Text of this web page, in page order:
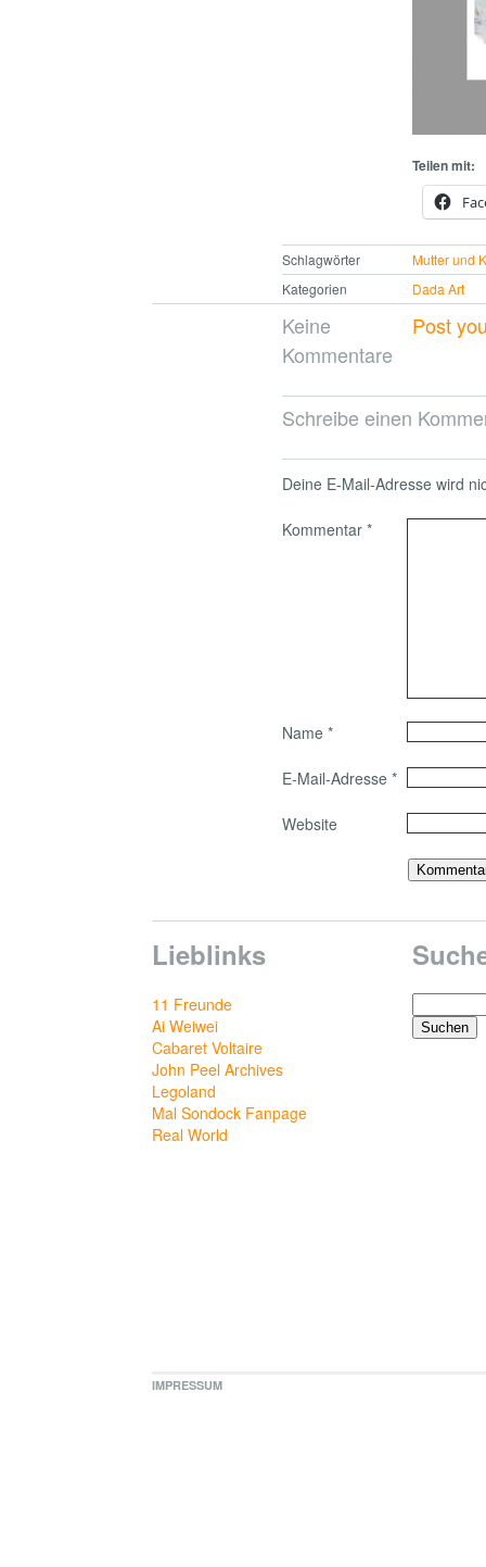
Teilen mit:
Schlagwörter
Mutter und
Kategorien
Dada Art
Keine
Kommentare
Post
Schreibe einen
Deine E-Mail-Adresse wird
Kommentar *
Name *
E-Mail-Adresse *
Website
Lieblinks
11 Freunde
Ai Weiwei
Cabaret Voltaire
John Peel Archives
Legoland
Mal Sondock Fanpage
Real World
Suchen
nach:
IMPRESSUM